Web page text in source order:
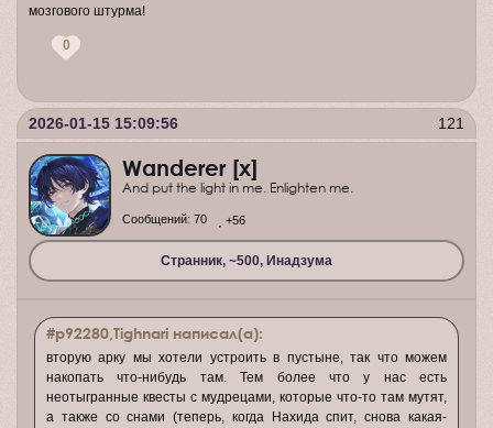
мозгового штурма!
0
121
2026-01-15 15:09:56
Wanderer [x]
And put the light in me. Enlighten me.
Странник, ~500, Инадзума
Сообщений: 70 +56
#p92280,Tighnari написал(а):
вторую арку мы хотели устроить в пустыне, так что можем
накопать что-нибудь там. Тем более что у нас есть
неотыгранные квесты с мудрецами, которые что-то там мутят,
а также со снами (теперь, когда Нахида спит, снова какая-